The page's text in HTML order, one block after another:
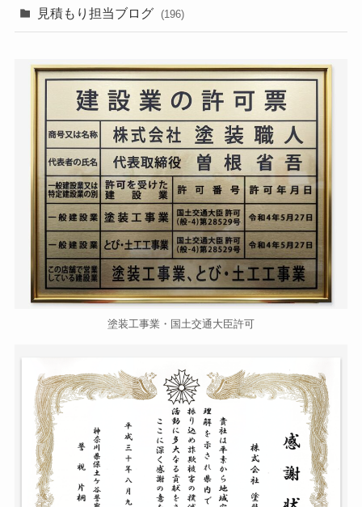
見積もり担当ブログ (196)
塗装工事業・国土交通大臣許可